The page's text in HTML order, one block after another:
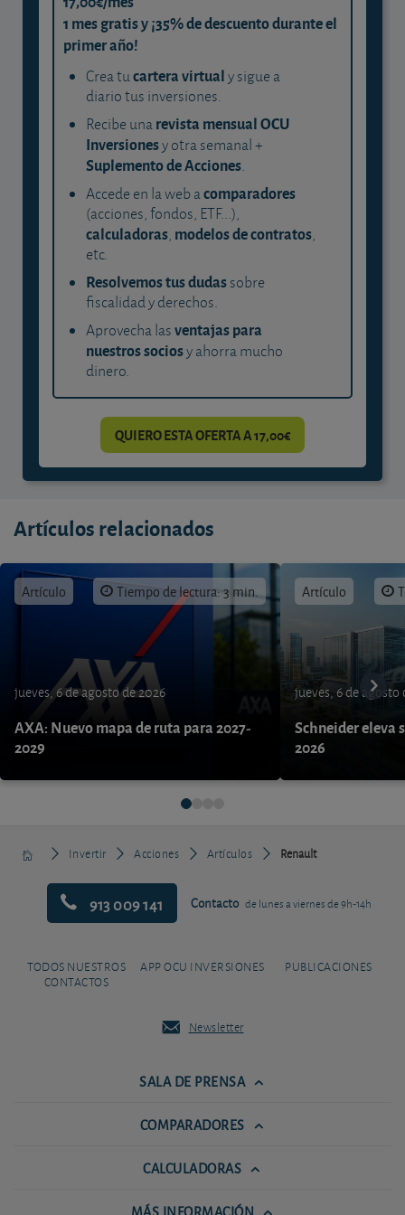
1 mes gratis y ¡35% de descuento durante el
primer año!
Crea tucartera virtualy sigue a
diario tus inversiones.
Recibe unarevista mensual OCU
Inversionesy otra semanal +
Suplemento de Acciones.
Accede en la web acomparadores
(acciones, fondos, ETF...),
calculadoras, modelos de contratos,
etc.
Resolvemos tus dudassobre
fiscalidad y derechos.
Aprovecha lasventajas para
nuestros sociosy ahorra mucho
dinero.
QUIERO ESTA OFERTA A 17,00€
Artículos relacionados
Artículo Tiempo de lectura: 3 min.
jueves, 6 de agosto de 2026
AXA: Nuevo mapa de ruta para 2027-
2029
Artículo
jueves, 6 de agosto
Schneider eleva
2026
Invertir Acciones Artículos Renault
913 009 141 Contacto de lunes a viernes de 9h-14h
TODOS NUESTROS
CONTACTOS
APP OCU INVERSIONES PUBLICACIONES
Newsletter
SALA DE PRENSA
COMPARADORES
CALCULADORAS
MÁS INFORMACIÓN